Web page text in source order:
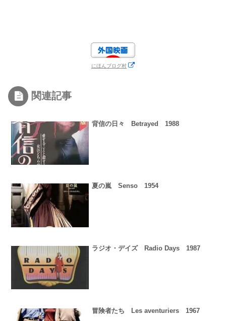
にほんブログ村
関連記事
背信の日々 Betrayed 1988
夏の嵐 Senso 1954
ラジオ・デイズ Radio Days 1987
冒険者たち Les aventuriers 1967